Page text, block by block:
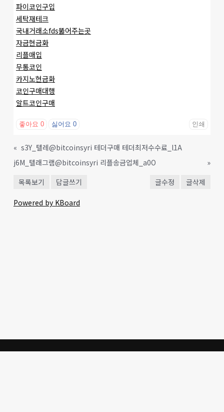
파이코인구입
세탁재테크
국내거래소fds뚫어주는곳
자금현금화
리플매입
무통코인
카지노현금화
코인구매대행
알트코인구매
좋아요 0 싫어요 0 인쇄
« s3Y_텔레@bitcoinsyri 테더구매 테더최저수수료_l1A
j6M_텔래그램@bitcoinsyri 리플송금업체_a0O
»
목록보기
답글쓰기 글수정 글삭제
Powered by KBoard